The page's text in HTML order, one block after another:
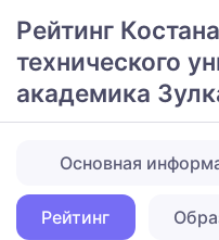
Рейтинг
технического
академика
Основная
Рейтинг